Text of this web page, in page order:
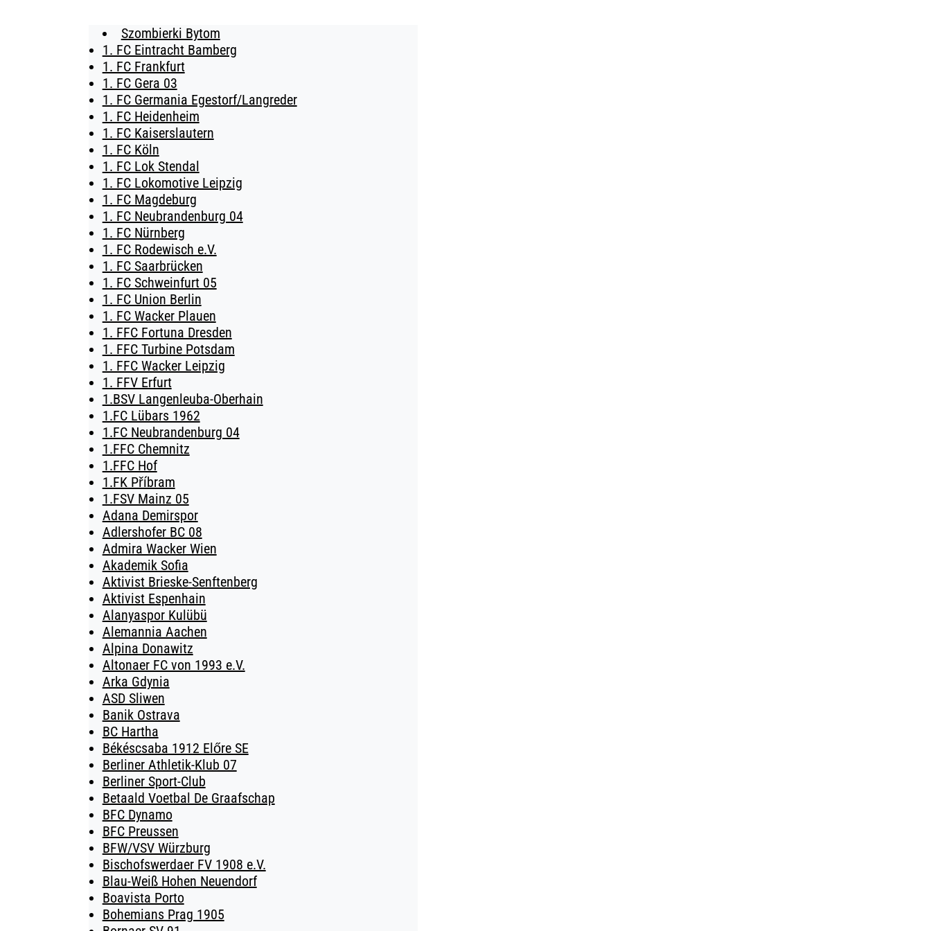
BUSINESS
SÜDKURVE
TICKETING
Szombierki Bytom
1. FC Eintracht Bamberg
1. FC Frankfurt
1. FC Gera 03
1. FC Germania Egestorf/Langreder
1. FC Heidenheim
1. FC Kaiserslautern
1. FC Köln
1. FC Lok Stendal
1. FC Lokomotive Leipzig
1. FC Magdeburg
1. FC Neubrandenburg 04
1. FC Nürnberg
1. FC Rodewisch e.V.
1. FC Saarbrücken
1. FC Schweinfurt 05
1. FC Union Berlin
1. FC Wacker Plauen
1. FFC Fortuna Dresden
1. FFC Turbine Potsdam
1. FFC Wacker Leipzig
1. FFV Erfurt
1.BSV Langenleuba-Oberhain
1.FC Lübars 1962
1.FC Neubrandenburg 04
1.FFC Chemnitz
1.FFC Hof
1.FK Příbram
1.FSV Mainz 05
Adana Demirspor
Adlershofer BC 08
Admira Wacker Wien
Akademik Sofia
Aktivist Brieske-Senftenberg
Aktivist Espenhain
Alanyaspor Kulübü
Alemannia Aachen
Alpina Donawitz
Altonaer FC von 1993 e.V.
Arka Gdynia
ASD Sliwen
Banik Ostrava
BC Hartha
Békéscsaba 1912 Előre SE
Berliner Athletik-Klub 07
Berliner Sport-Club
Betaald Voetbal De Graafschap
BFC Dynamo
BFC Preussen
BFW/VSV Würzburg
Bischofswerdaer FV 1908 e.V.
Blau-Weiß Hohen Neuendorf
Boavista Porto
Bohemians Prag 1905